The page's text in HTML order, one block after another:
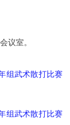
议室。
组武术散打比赛
组武术散打比赛